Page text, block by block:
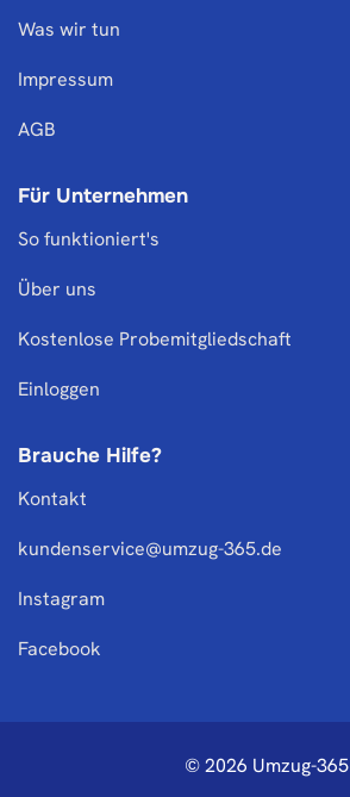
Was wir tun
Impressum
AGB
Für Unternehmen
So funktioniert's
Über uns
Kostenlose Probemitgliedschaft
Einloggen
Brauche Hilfe?
Kontakt
kundenservice@umzug-365.de
Instagram
Facebook
© 2026 Umzug-365